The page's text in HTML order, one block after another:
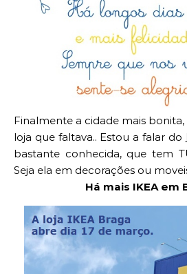
Finalmente a cidade mais
loja que faltava.. Estou a falar do
bastante conhecida, que tem
Seja ela em decorações ou
Há mais IKEA em